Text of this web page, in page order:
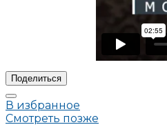
Поделиться
В избранное
Смотреть позже